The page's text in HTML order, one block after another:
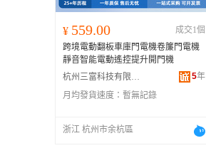
¥ 559.00
成交1個
跨境電動翻板車庫門電機卷簾門電機
靜音智能電動遙控提升開門機
杭州三富科技有限公司
5年
月均發貨速度： 暫無記錄
浙江 杭州市余杭區